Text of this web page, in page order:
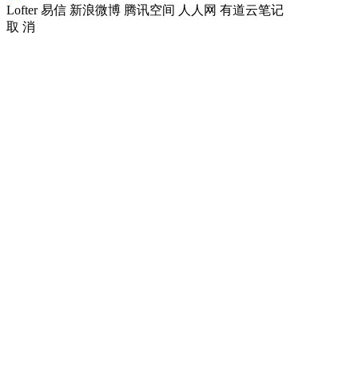
Lofter 易信 新浪微博 腾讯空间 人人网 有道云笔记
取 消